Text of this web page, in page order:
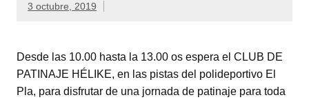
3 octubre, 2019
Desde las 10.00 hasta la 13.00 os espera el CLUB DE
PATINAJE HÉLIKE, en las pistas del polideportivo El
Pla, para disfrutar de una jornada de patinaje para toda